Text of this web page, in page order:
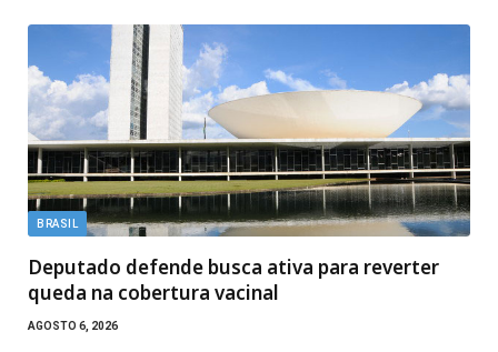
BRASIL
Deputado defende busca ativa para reverter
queda na cobertura vacinal
AGOSTO 6, 2026